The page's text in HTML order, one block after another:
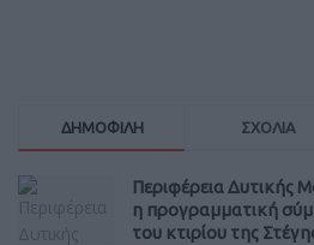
ΔΗΜΟΦΙΛΗ ΣΧΟΛΙΑ
Περιφέρεια Δυτικής
η προγραμματική
του κτιρίου της